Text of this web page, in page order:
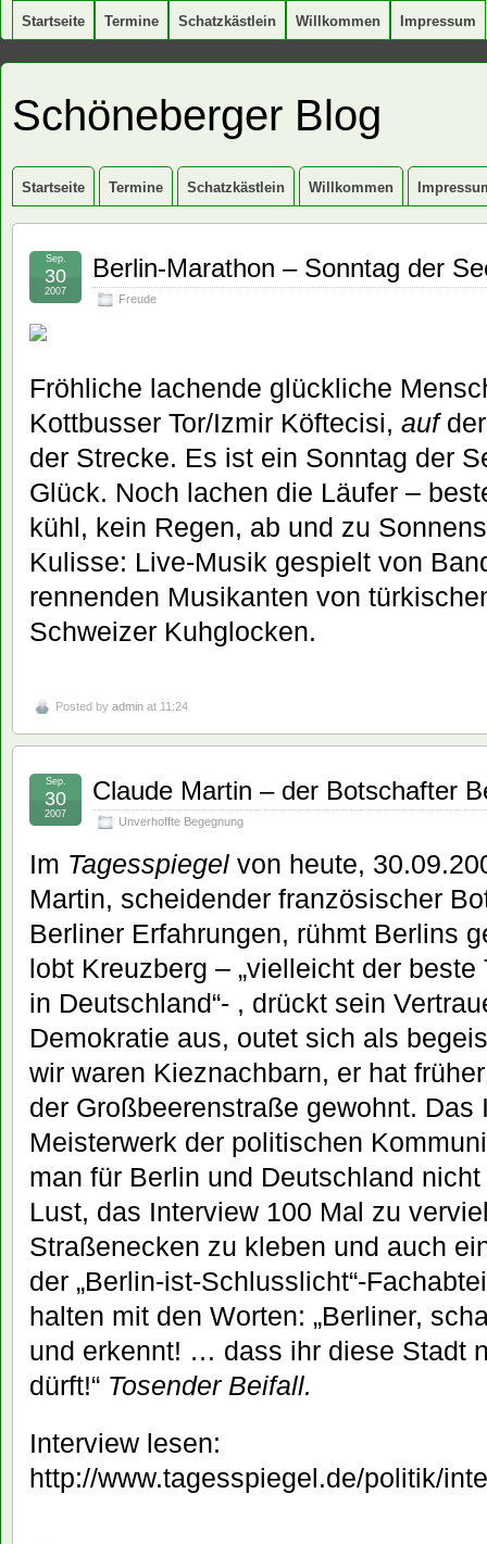
Startseite Termine Schatzkästlein Willkommen Impressum
Schöneberger Blog
Startseite Termine Schatzkästlein Willkommen
Berlin-Marathon – Sonntag der
Freude
Sep.
30
2007
Fröhliche lachende glückliche
Kottbusser Tor/Izmir Köftecisi, auf
der Strecke. Es ist ein Sonntag der
Glück. Noch lachen die Läufer –
kühl, kein Regen, ab und zu
Kulisse: Live-Musik gespielt von
rennenden Musikanten von
Schweizer Kuhglocken.
Posted by admin at 11:24
Claude Martin – der Botschafter
Unverhoffte Begegnung
Sep.
30
2007
Im Tagesspiegel von heute,
Martin, scheidender französischer
Berliner Erfahrungen, rühmt Berlins
lobt Kreuzberg – „vielleicht der
in Deutschland“- , drückt sein
Demokratie aus, outet sich als
wir waren Kieznachbarn, er hat
der Großbeerenstraße gewohnt. Das
Meisterwerk der politischen
man für Berlin und Deutschland
Lust, das Interview 100 Mal zu
Straßenecken zu kleben und auch
der „Berlin-ist-Schlusslicht“-
halten mit den Worten: „Berliner,
und erkennt! … dass ihr diese Stadt
dürft!“ Tosender Beifall.
Interview lesen:
http://www.tagesspiegel.de/politik/